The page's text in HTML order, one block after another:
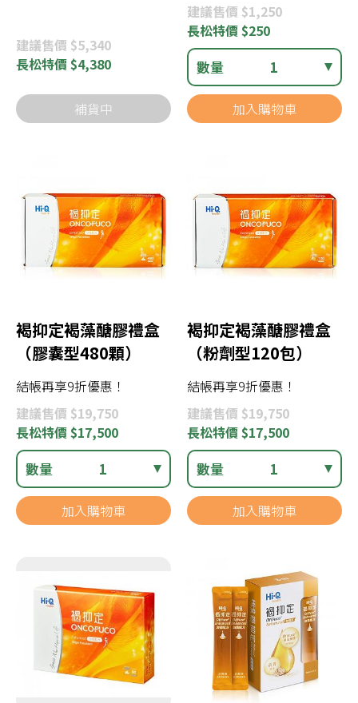
建議售價 $5,340
長松特價 $4,380
補貨中
建議售價 $1,250
長松特價 $250
數量 1
加入購物車
褐抑定褐藻醣膠禮盒
（膠囊型480顆）
結帳再享9折優惠！
建議售價 $19,750
長松特價 $17,500
數量 1
加入購物車
褐抑定褐藻醣膠禮盒
（粉劑型120包）
結帳再享9折優惠！
建議售價 $19,750
長松特價 $17,500
數量 1
加入購物車